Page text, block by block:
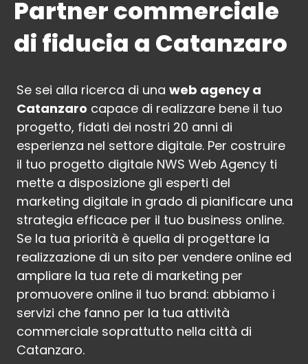
Partner commerciale
di fiducia a Catanzaro
Se sei alla ricerca di unaweb agency a
Catanzaro capace di realizzare bene il tuo
progetto, fidati dei nostri 20 anni di
esperienza nel settore digitale. Per costruire
il tuo progetto digitale NWS Web Agency ti
mette a disposizione gli esperti del
marketing digitale in grado di pianificare una
strategia efficace per il tuo business online.
Se la tua priorità è quella di progettare la
realizzazione di un sito per vendere online ed
ampliare la tua rete di marketing per
promuovere online il tuo brand: abbiamo i
servizi che fanno per la tua attività
commerciale soprattutto nella città di
Catanzaro.